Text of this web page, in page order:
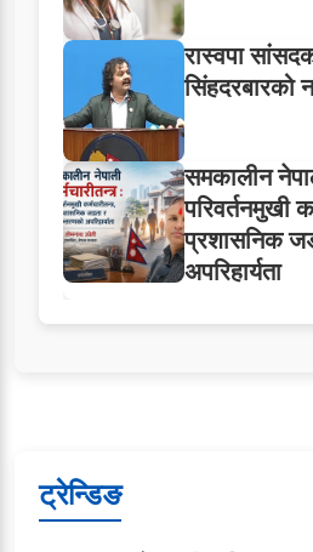
रास्वपा
सिंहदरबारको
समकालीन
परिवर्तनमुखी
प्रशासनिक
अपरिहार्यता
ट्रेन्डिङ